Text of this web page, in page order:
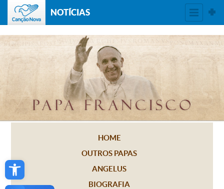
Open toolbar
NOTÍCIAS
HOME
OUTROS PAPAS
ANGELUS
BIOGRAFIA